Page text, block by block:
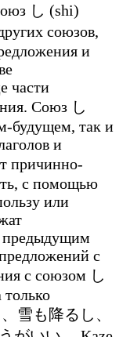
し (shi)
союзов,
и
части
Союз し
будущем, так и
и
причинно-
с помощью
или
предыдущим
с
с союзом し
雪も降るし、